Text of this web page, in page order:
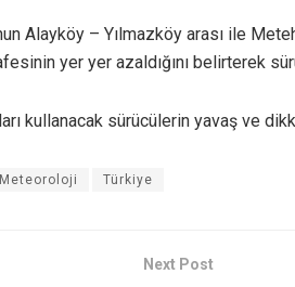
Alayköy – Yılmazköy arası ile
yer yer azaldığını belirterek
kullanacak sürücülerin yavaş ve
Meteoroloji Türkiye
Next Post